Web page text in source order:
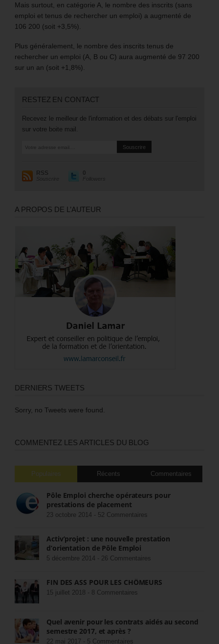
Mais surtout, en catégorie A, le nombre des inscrits (sans
emploi et tenus de rechercher un emploi) a augmenté de
106 200 (soit +3,5%).
Plus généralement, le nombre des inscrits tenus de
rechercher un emploi (A, B ou C) aura augmenté de 97 200
sur un an (soit +1,8%).
RESTEZ EN CONTACT
Recevez le meilleur de l'information et des débats sur l'emploi
sur votre boite mail.
RSS
Souscrire
0
Followers
A PROPOS DE L’AUTEUR
DERNIERS TWEETS
Sorry, no Tweets were found.
COMMENTEZ LES ARTICLES DU BLOG
Populaires Récents Commentaires
Pôle Emploi cherche opérateurs pour
prestations de placement
23 octobre 2014 - 52 Commentaires
Activ’projet : une nouvelle prestation
d’orientation de Pôle Emploi
5 décembre 2014 - 26 Commentaires
FIN DES ASS POUR LES CHÔMEURS
15 juillet 2018 - 8 Commentaires
Quel avenir pour les contrats aidés au second
semestre 2017, et après ?
22 mai 2017 - 5 Commentaires